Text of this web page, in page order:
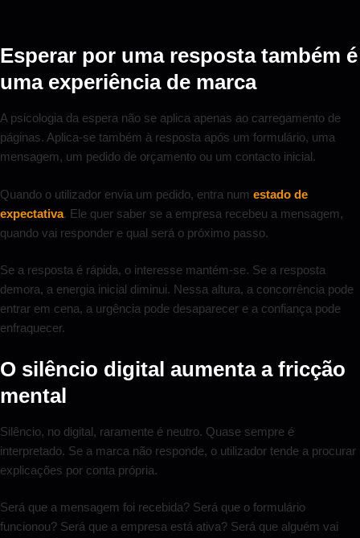
Esperar por uma resposta também é
uma experiência de marca
A psicologia da espera não se aplica apenas ao carregamento de
páginas. Aplica-se também à resposta após um formulário, uma
mensagem, um pedido de orçamento ou um contacto inicial.
Quando o utilizador envia um pedido, entra num estado de
expectativa. Ele quer saber se a empresa recebeu a mensagem,
quando vai responder e qual será o próximo passo.
Se a resposta é rápida, o interesse mantém-se. Se a resposta
demora, a energia inicial diminui. Nessa altura, a concorrência pode
entrar em cena, a urgência pode desaparecer e a confiança pode
enfraquecer.
O silêncio digital aumenta a fricção
mental
Silêncio, no digital, raramente é neutro. Quase sempre é
interpretado. Se a marca não responde, o utilizador tende a procurar
explicações por conta própria.
Será que a mensagem foi recebida? Será que o formulário
funcionou? Será que a empresa está ativa? Será que alguém vai